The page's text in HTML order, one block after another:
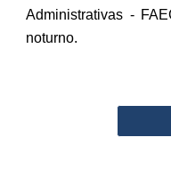
Administrativas -
noturno.